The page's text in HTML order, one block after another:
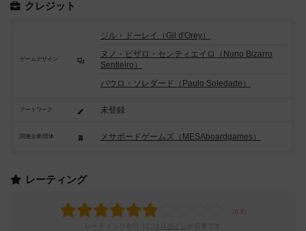
クレジット
ゲームデザイン
ジル・ドーレイ（Gil d'Orey）
ヌノ・ビザロ・センティエイロ（Nuno Bizarro
Sentieiro）
パウロ・ソレダード（Paulo Soledade）
アートワーク 未登録
関連企業/団体 メサボードゲームズ（MESAboardgames）
レーティング